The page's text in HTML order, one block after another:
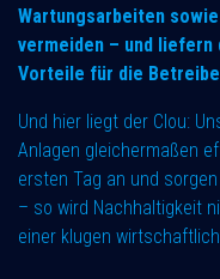
Wartungsarbeiten
vermeiden – und
Vorteile für die
Und hier liegt der Clou:
Anlagen gleichermaßen
ersten Tag an und
– so wird Nachhaltigkeit
einer klugen